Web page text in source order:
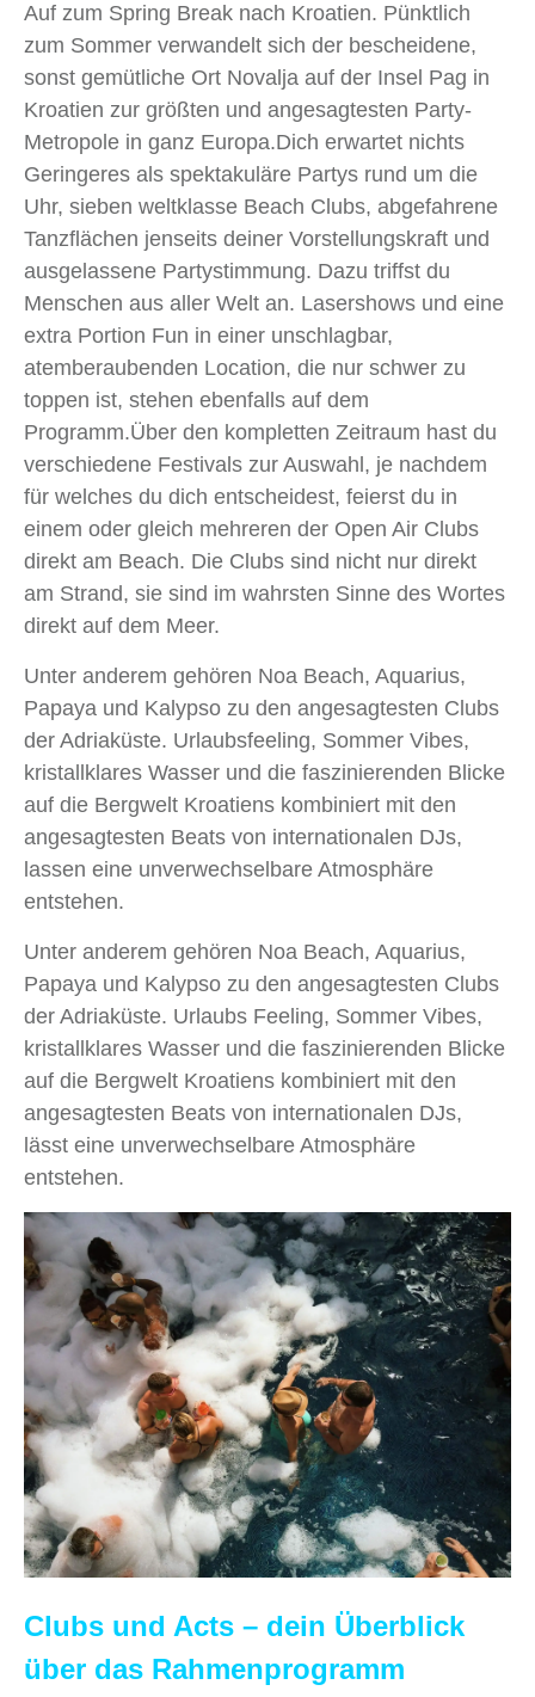
Auf zum Spring Break nach Kroatien. Pünktlich
zum Sommer verwandelt sich der bescheidene,
sonst gemütliche Ort Novalja auf der Insel Pag in
Kroatien zur größten und angesagtesten Party-
Metropole in ganz Europa.Dich erwartet nichts
Geringeres als spektakuläre Partys rund um die
Uhr, sieben weltklasse Beach Clubs, abgefahrene
Tanzflächen jenseits deiner Vorstellungskraft und
ausgelassene Partystimmung. Dazu triffst du
Menschen aus aller Welt an. Lasershows und eine
extra Portion Fun in einer unschlagbar,
atemberaubenden Location, die nur schwer zu
toppen ist, stehen ebenfalls auf dem
Programm.Über den kompletten Zeitraum hast du
verschiedene Festivals zur Auswahl, je nachdem
für welches du dich entscheidest, feierst du in
einem oder gleich mehreren der Open Air Clubs
direkt am Beach. Die Clubs sind nicht nur direkt
am Strand, sie sind im wahrsten Sinne des Wortes
direkt auf dem Meer.
Unter anderem gehören Noa Beach, Aquarius,
Papaya und Kalypso zu den angesagtesten Clubs
der Adriaküste. Urlaubsfeeling, Sommer Vibes,
kristallklares Wasser und die faszinierenden Blicke
auf die Bergwelt Kroatiens kombiniert mit den
angesagtesten Beats von internationalen DJs,
lassen eine unverwechselbare Atmosphäre
entstehen.
Unter anderem gehören Noa Beach, Aquarius,
Papaya und Kalypso zu den angesagtesten Clubs
der Adriaküste. Urlaubs Feeling, Sommer Vibes,
kristallklares Wasser und die faszinierenden Blicke
auf die Bergwelt Kroatiens kombiniert mit den
angesagtesten Beats von internationalen DJs,
lässt eine unverwechselbare Atmosphäre
entstehen.
Clubs und Acts – dein Überblick
über das Rahmenprogramm